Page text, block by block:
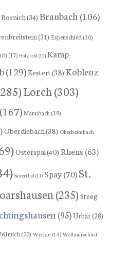
Bornich(34) Braubach (106)
(31) Espenschied (20)
(17) Holzfeld (12) Kamp-
(129)Kestert(38) Koblenz
Lorch(303)
(167)Manubach (19)
Oberdiebach(38) Oberheimbach
Osterspai(40) Rhens (63)
Sauerthal (11) Spay(70)St.
(235) Steeg
(95)Urbar(28)
(22) Werlau (14) Wollmerschied